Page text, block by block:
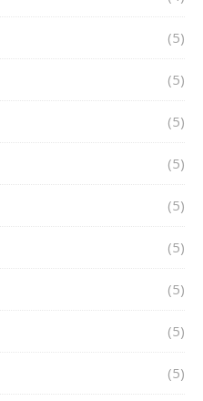
(5)
(5)
(5)
(5)
(5)
(5)
(5)
(5)
(5)